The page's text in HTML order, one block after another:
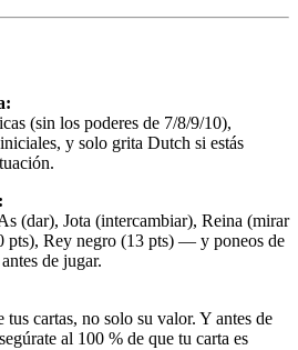
(sin los poderes de 7/8/9/10),
y solo grita Dutch si estás
(dar), Jota (intercambiar), Reina (mirar
pts), Rey negro (13 pts) — y poneos de
de jugar.
cartas, no solo su valor. Y antes de
al 100 % de que tu carta es